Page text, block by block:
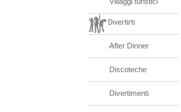
Divertirti
After Dinner
Discoteche
Divertimenti